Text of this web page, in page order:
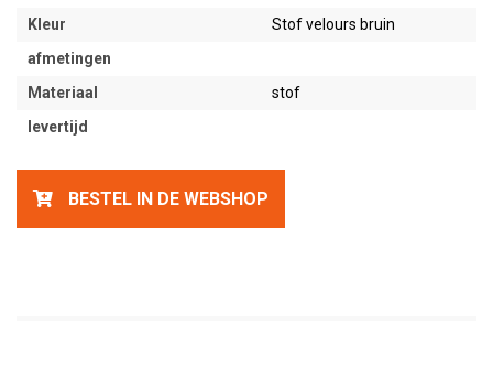
Kleur
Stof velours bruin
afmetingen
Materiaal
stof
levertijd
BESTEL IN DE WEBSHOP